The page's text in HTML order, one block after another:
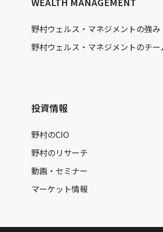
野村ウェルス・マネジメントの強み
野村ウェルス・マネジメントのチー
投資情報
野村のCIO
野村のリサーチ
動画・セミナー
マーケット情報